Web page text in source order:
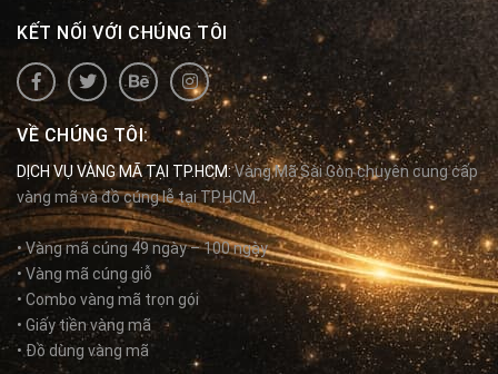
KẾT NỐI VỚI CHÚNG TÔI
VỀ CHÚNG TÔI:
DỊCH VỤ VÀNG MÃ TẠI TP.HCM: Vàng Mã Sài Gòn chuyên cung cấp
vàng mã và đồ cúng lễ tại TP.HCM.
• Vàng mã cúng 49 ngày – 100 ngày
• Vàng mã cúng giỗ
• Combo vàng mã trọn gói
• Giấy tiền vàng mã
• Đồ dùng vàng mã